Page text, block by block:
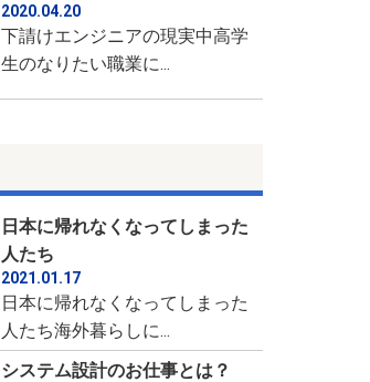
2020.04.20
下請けエンジニアの現実中高学
生のなりたい職業に...
日本に帰れなくなってしまった
人たち
2021.01.17
日本に帰れなくなってしまった
人たち海外暮らしに...
システム設計のお仕事とは？